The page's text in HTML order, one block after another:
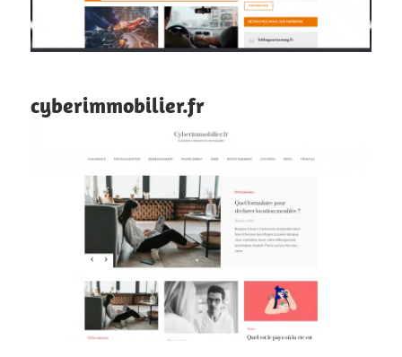
cyberimmobilier.fr